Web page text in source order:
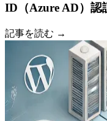
ID（Azure AD）認
記事を読む →